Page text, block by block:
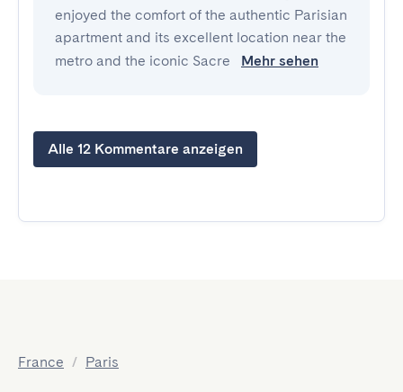
enjoyed the comfort of the authentic Parisian
apartment and its excellent location near the
metro and the iconic Sacre
Mehr sehen
Alle 12 Kommentare anzeigen
France / Paris